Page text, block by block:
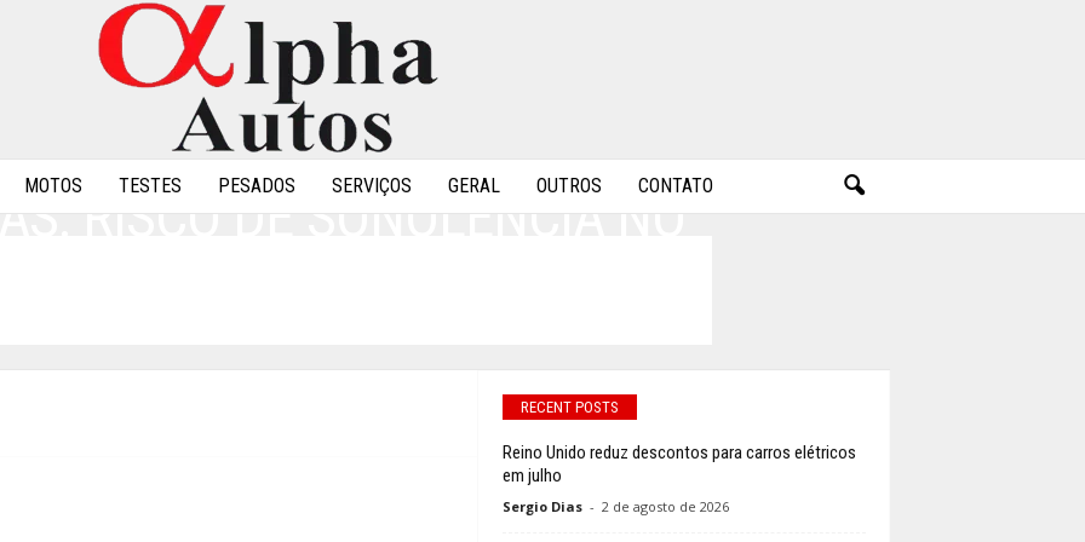
MOTOS TESTES PESADOS SERVIÇOS GERAL OUTROS CONTATO
RISCO DE SONOLÊNCIA NO
RECENT POSTS
Reino Unido reduz descontos para carros elétricos
em julho
Sergio Dias - 2 de agosto de 2026